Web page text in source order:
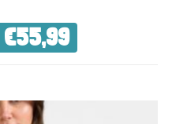
€55,99